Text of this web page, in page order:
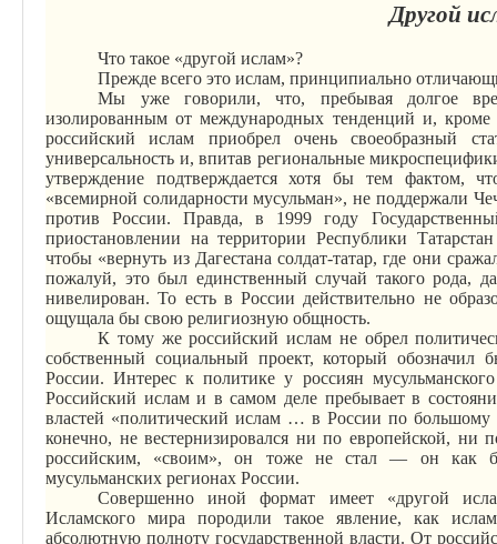
Другой
Что такое «другой ислам»?
Преждевсего это ислам, принципиально
Мы уже говорили, что, пребывая долгое
изолированным от международных тенденций и, кроме
российский ислам приобрел очень своеобразный
универсальность и, впитав региональные
утверждение подтверждается хотя бы тем фактом,
«всемирной солидарности мусульман», не поддержали
против России. Правда, в 1999 году
приостановлении на территории Республики
чтобы «вернуть из Дагестана солдат-татар, где они
пожалуй, это был единственный случай такого рода,
нивелирован. То есть в России действительно не
ощущала бы свою религиозную общность.
К тому же российский ислам не обрел
собственный социальный проект, который
России. Интерес к политике у россиян
Российский ислам и в самом деле пребывает в
властей «политический ислам … в России по большому
конечно, невестернизировался ни по европейской, ни
российским, «своим», он тоже не стал — он как
мусульманских регионах России.
Совершенно иной формат имеет «другой
Исламского мира породили такое явление, как
абсолютную полноту государственной власти. От